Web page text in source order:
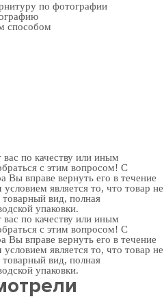
по фотографии
способом
по качеству или иным
с этим вопросом! С
Вы вправе вернуть его в течение
является то, что товар не
товарный вид, полная
упаковки.
по качеству или иным
с этим вопросом! С
Вы вправе вернуть его в течение
является то, что товар не
товарный вид, полная
упаковки.